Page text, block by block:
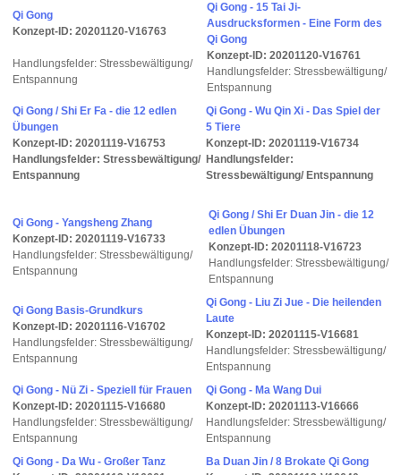
Qi Gong
Konzept-ID: 20201120-V16763
Handlungsfelder: Stressbewältigung/
Entspannung
Qi Gong - 15 Tai Ji-
Ausdrucksformen - Eine Form des
Qi Gong
Konzept-ID: 20201120-V16761
Handlungsfelder: Stressbewältigung/
Entspannung
Qi Gong / Shi Er Fa - die 12 edlen
Übungen
Konzept-ID: 20201119-V16753
Handlungsfelder: Stressbewältigung/
Entspannung
Qi Gong - Wu Qin Xi - Das Spiel der
5 Tiere
Konzept-ID: 20201119-V16734
Handlungsfelder:
Stressbewältigung/ Entspannung
Qi Gong - Yangsheng Zhang
Konzept-ID: 20201119-V16733
Handlungsfelder: Stressbewältigung/
Entspannung
Qi Gong / Shi Er Duan Jin - die 12
edlen Übungen
Konzept-ID: 20201118-V16723
Handlungsfelder: Stressbewältigung/
Entspannung
Qi Gong Basis-Grundkurs
Konzept-ID: 20201116-V16702
Handlungsfelder: Stressbewältigung/
Entspannung
Qi Gong - Liu Zi Jue - Die heilenden
Laute
Konzept-ID: 20201115-V16681
Handlungsfelder: Stressbewältigung/
Entspannung
Qi Gong - Nü Zi - Speziell für Frauen
Konzept-ID: 20201115-V16680
Handlungsfelder: Stressbewältigung/
Entspannung
Qi Gong - Ma Wang Dui
Konzept-ID: 20201113-V16666
Handlungsfelder: Stressbewältigung/
Entspannung
Qi Gong - Da Wu - Großer Tanz
Ba Duan Jin / 8 Brokate Qi Gong